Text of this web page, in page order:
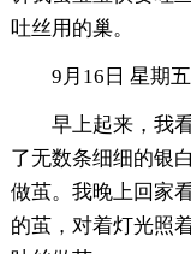
吐丝用的巢。
9月16日 星期五
早上起来，我看
了无数条细细的银
做茧。我晚上回家
的茧，对着灯光照